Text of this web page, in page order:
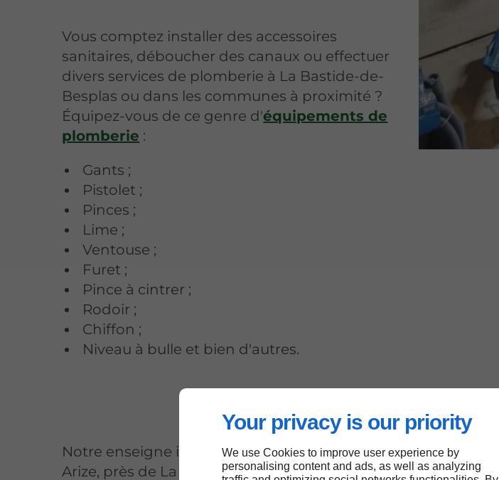
Your privacy is our priority
We use Cookies to improve user experience by
personalising content and ads, as well as analyzing
Vous comptez installer des accessoires
sanitaires, déboucher des canaux ou effectuer
divers services de plomberie à La Bastide-de-
Besplas ou dans les communes à proximité ?
Équipez-vous de ce genre d'équipements de
plomberie :
Gants ;
Pistolet ;
Pinces ;
Lime ;
Ventouse ;
Furet ;
Pince à cintrer ;
Rodoir ;
Chiffon ;
Niveau à bulle et bien d'autres.
Notre enseigne installée à Daumazan-sur-
Arize, près de La Bastide-de-Besplas et de